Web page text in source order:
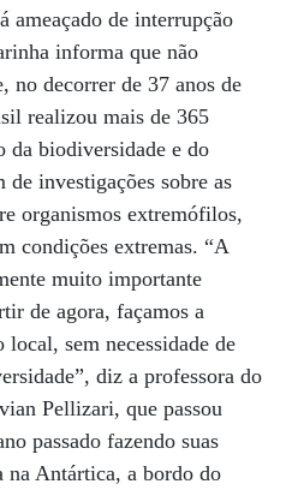
ameaçado de interrupção
informa que não
no decorrer de 37 anos de
realizou mais de 365
da biodiversidade e do
de investigações sobre as
organismos extremófilos,
condições extremas. “A
muito importante
de agora, façamos a
sem necessidade de
diz a professora do
Pellizari, que passou
passado fazendo suas
na Antártica, a bordo do